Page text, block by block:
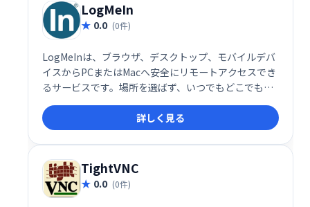
LogMeIn
0.0 (0件)
LogMeInは、ブラウザ、デスクトップ、モバイルデバ
イスからPCまたはMacへ安全にリモートアクセスでき
るサービスです。場所を選ばず、いつでもどこでもパ
ソコンにアクセスし、作業を継続できます。迅速かつ
簡単な操作で、高い利便性を実現します。
詳しく見る
TightVNC
0.0 (0件)